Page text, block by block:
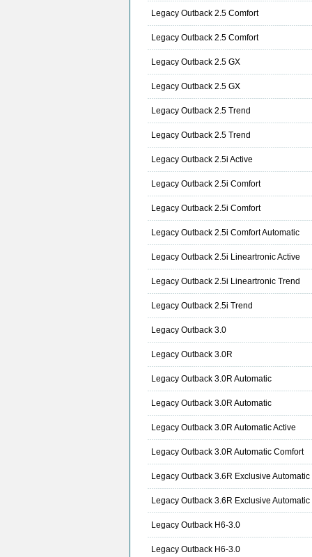
Legacy Outback 2.5 Comfort
Legacy Outback 2.5 Comfort
Legacy Outback 2.5 GX
Legacy Outback 2.5 GX
Legacy Outback 2.5 Trend
Legacy Outback 2.5 Trend
Legacy Outback 2.5i Active
Legacy Outback 2.5i Comfort
Legacy Outback 2.5i Comfort
Legacy Outback 2.5i Comfort Automatic
Legacy Outback 2.5i Lineartronic Active
Legacy Outback 2.5i Lineartronic Trend
Legacy Outback 2.5i Trend
Legacy Outback 3.0
Legacy Outback 3.0R
Legacy Outback 3.0R Automatic
Legacy Outback 3.0R Automatic
Legacy Outback 3.0R Automatic Active
Legacy Outback 3.0R Automatic Comfort
Legacy Outback 3.6R Exclusive Automatic
Legacy Outback 3.6R Exclusive Automatic
Legacy Outback H6-3.0
Legacy Outback H6-3.0